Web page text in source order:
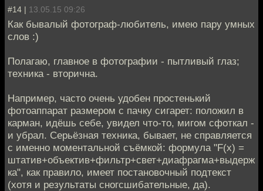
#14 | 13.05.15 09:26
Как бывалый фотограф-любитель, имею пару умных
слов :)
Полагаю, главное в фотографии - пытливый глаз;
техника - вторична.
Например, часто очень удобен простенький
фотоаппарат размером с пачку сигарет: положил в
карман, идёшь себе, увидел что-то, мигом сфоткал -
и убрал. Серьёзная техника, бывает, не справляется
с именно моментальной съёмкой: формула "F(x) =
штатив+объектив+фильтр+свет+диафрагма+выдерж
ка", как правило, имеет постановочный подтекст
(хотя и результаты сногсшибательные, да).